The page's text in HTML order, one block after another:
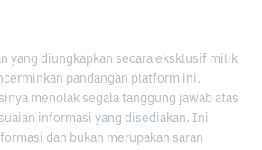
yang diungkapkan secara eksklusif milik
pandangan platform ini.
menolak segala tanggung jawab atas
informasi yang disediakan. Ini
dan bukan merupakan saran